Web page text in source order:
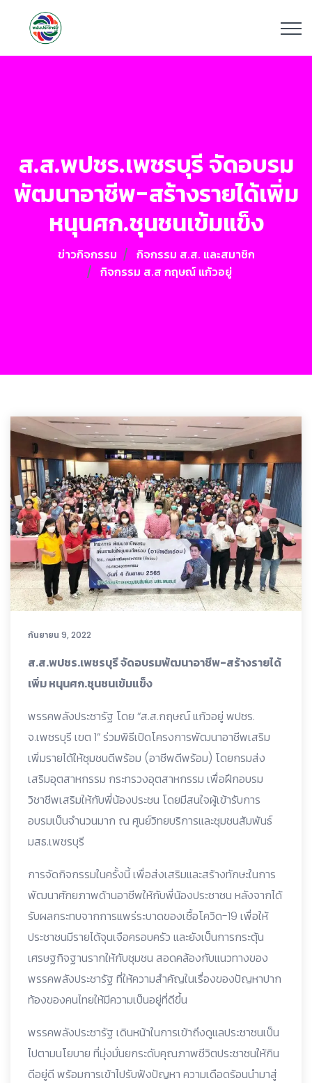
ส.ส.พปชร.เพชรบุรี จัดอบรม
พัฒนาอาชีพ-สร้างรายได้เพิ่ม
หนุนศก.ชุนชนเข้มแข็ง
ข่าวกิจกรรม
กิจกรรม ส.ส. และสมาชิก
กิจกรรม ส.ส กฤษณ์ แก้วอยู่
กันยายน 9, 2022
ส.ส.พปชร.เพชรบุรี จัดอบรมพัฒนาอาชีพ-สร้างรายได้
เพิ่ม หนุนศก.ชุนชนเข้มแข็ง
พรรคพลังประชารัฐ โดย “ส.ส.กฤษณ์ แก้วอยู่ พปชร.
จ.เพชรบุรี เขต 1” ร่วมพิธีเปิดโครงการพัฒนาอาชีพเสริม
เพิ่มรายได้ให้ชุมชนดีพร้อม (อาชีพดีพร้อม) โดยกรมส่ง
เสริมอุตสาหกรรม กระทรวงอุตสาหกรรม เพื่อฝึกอบรม
วิชาชีพเสริมให้กับพี่น้องประชน โดยมีสนใจผู้เข้ารับการ
อบรมเป็นจำนวนมาก ณ ศูนย์วิทยบริการและชุมชนสัมพันธ์
มสธ.เพชรบุรี
การจัดกิจกรรมในครั้งนี้ เพื่อส่งเสริมและสร้างทักษะในการ
พัฒนาศักยภาพด้านอาชีพให้กับพี่น้องประชาชน หลังจากได้
รับผลกระทบจากการแพร่ระบาดของเชื้อโควิด-19 เพื่อให้
ประชาชนมีรายได้จุนเจือครอบครัว และยังเป็นการกระตุ้น
เศรษฐกิจฐานรากให้กับชุมชน สอดคล้องกับแนวทางของ
พรรคพลังประชารัฐ ที่ให้ความสำคัญในเรื่องของปัญหาปาก
ท้องของคนไทยให้มีความเป็นอยู่ที่ดีขึ้น
พรรคพลังประชารัฐ เดินหน้าในการเข้าถึงดูแลประชาชนเป็น
ไปตามนโยบาย ที่มุ่งมั่นยกระดับคุณภาพชีวิตประชาชนให้กิน
ดีอยู่ดี พร้อมการเข้าไปรับฟังปัญหา ความเดือดร้อนนำมาสู่